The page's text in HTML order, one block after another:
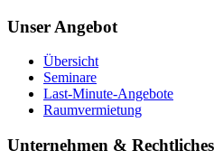
Unser Angebot
Übersicht
Seminare
Last-Minute-Angebote
Raumvermietung
Unternehmen & Rechtliches